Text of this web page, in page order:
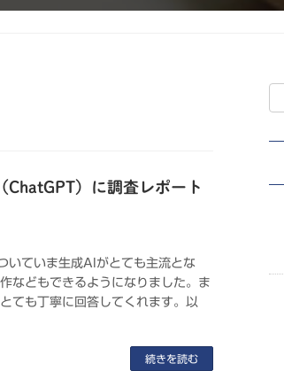
ChatGPT）に調査レポート
いていま生成AIがとても主流とな
などもできるようになりました。ま
ても丁寧に回答してくれます。以
続きを読む